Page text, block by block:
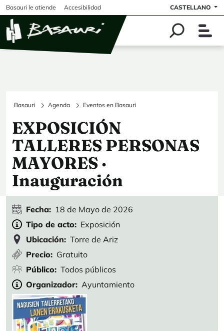
Pasar al contenido principal
Basauri le atiende Accesibilidad CASTELLANO
Basauri Agenda Eventos en Basauri
EXPOSICIÓN
TALLERES PERSONAS
MAYORES ·
Inauguración
Fecha
18 de Mayo de 2026
Tipo de acto
Exposición
Ubicación
Torre de Ariz
Precio
Gratuito
Público
Todos públicos
Organizador Ayuntamiento